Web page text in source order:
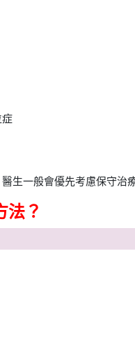
症
生一般會優先考慮保守治
法？